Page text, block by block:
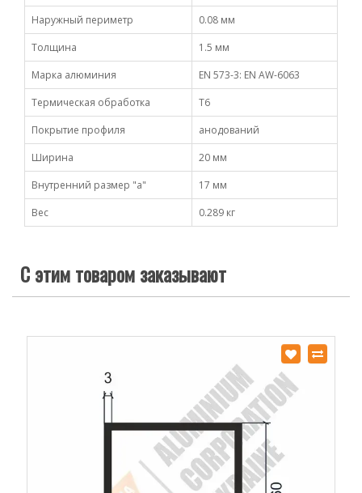
Наружный периметр
0.08 мм
Толщина
1.5 мм
Марка алюминия
EN 573-3: EN AW-6063
Термическая обработка
Т6
Покрытие профиля
анодований
Ширина
20 мм
Внутренний размер "a"
17 мм
Вес
0.289 кг
С этим товаром заказывают